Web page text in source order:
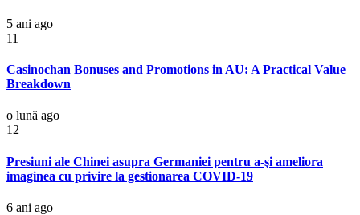
5 ani ago
11
Casinochan Bonuses and Promotions in AU: A Practical Value
Breakdown
o lună ago
12
Presiuni ale Chinei asupra Germaniei pentru a-şi ameliora
imaginea cu privire la gestionarea COVID-19
6 ani ago